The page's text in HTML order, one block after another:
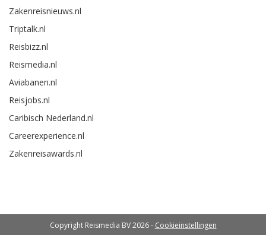
Zakenreisnieuws.nl
Triptalk.nl
Reisbizz.nl
Reismedia.nl
Aviabanen.nl
Reisjobs.nl
Caribisch Nederland.nl
Careerexperience.nl
Zakenreisawards.nl
Copyright Reismedia BV 2026 - Cookieinstellingen